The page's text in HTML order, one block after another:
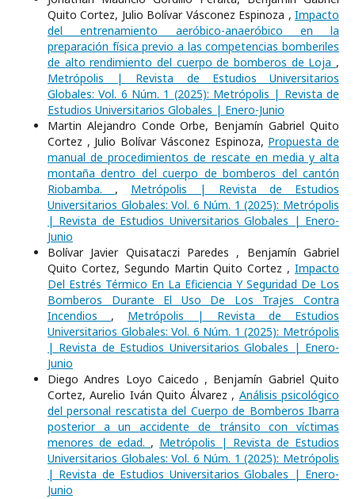
Quito Cortez, Julio Bolívar Vásconez Espinoza , Impacto
del entrenamiento aeróbico-anaeróbico en la
preparación física previo a las competencias bomberiles
de alto rendimiento del cuerpo de bomberos de Loja ,
Metrópolis | Revista de Estudios Universitarios
Globales: Vol. 6 Núm. 1 (2025): Metrópolis | Revista de
Estudios Universitarios Globales | Enero-Junio
Martin Alejandro Conde Orbe, Benjamín Gabriel Quito
Cortez , Julio Bolívar Vásconez Espinoza, Propuesta de
manual de procedimientos de rescate en media y alta
montaña dentro del cuerpo de bomberos del cantón
Riobamba. , Metrópolis | Revista de Estudios
Universitarios Globales: Vol. 6 Núm. 1 (2025): Metrópolis
| Revista de Estudios Universitarios Globales | Enero-
Junio
Bolívar Javier Quisataczi Paredes , Benjamín Gabriel
Quito Cortez, Segundo Martin Quito Cortez , Impacto
Del Estrés Térmico En La Eficiencia Y Seguridad De Los
Bomberos Durante El Uso De Los Trajes Contra
Incendios , Metrópolis | Revista de Estudios
Universitarios Globales: Vol. 6 Núm. 1 (2025): Metrópolis
| Revista de Estudios Universitarios Globales | Enero-
Junio
Diego Andres Loyo Caicedo , Benjamín Gabriel Quito
Cortez, Aurelio Iván Quito Álvarez , Análisis psicológico
del personal rescatista del Cuerpo de Bomberos Ibarra
posterior a un accidente de tránsito con víctimas
menores de edad. , Metrópolis | Revista de Estudios
Universitarios Globales: Vol. 6 Núm. 1 (2025): Metrópolis
| Revista de Estudios Universitarios Globales | Enero-
Junio